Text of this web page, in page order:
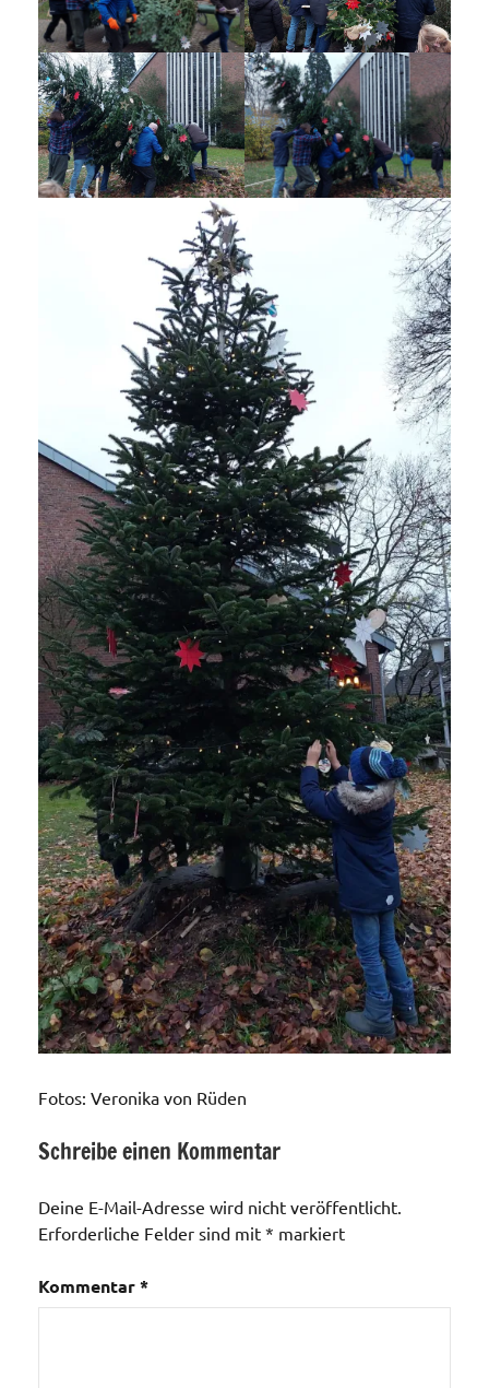
Fotos: Veronika von Rüden
Veränderungen /
/Verbesserungen..
Allgemein
Schreibe einen Kommentar
Deine E-Mail-Adresse wird nicht veröffentlicht.
Erforderliche Felder sind mit * markiert
Kommentar*